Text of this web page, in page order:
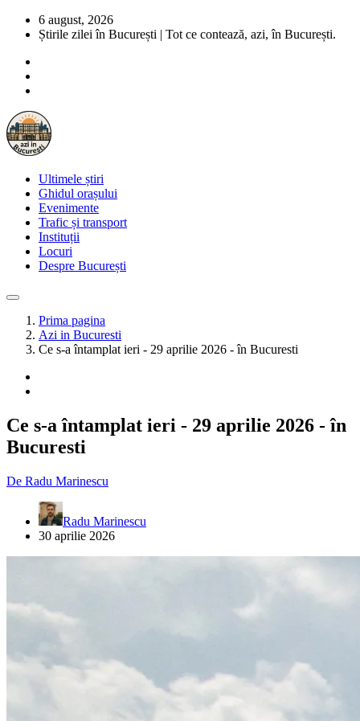
6 august, 2026
Știrile zilei în București | Tot ce contează, azi, în București.
Ultimele știri
Ghidul orașului
Evenimente
Trafic și transport
Instituții
Locuri
Despre București
Prima pagina
Azi in Bucuresti
Ce s-a întamplat ieri - 29 aprilie 2026 - în Bucuresti
Ce s-a întamplat ieri - 29 aprilie 2026 - în
Bucuresti
De Radu Marinescu
Radu Marinescu
30 aprilie 2026